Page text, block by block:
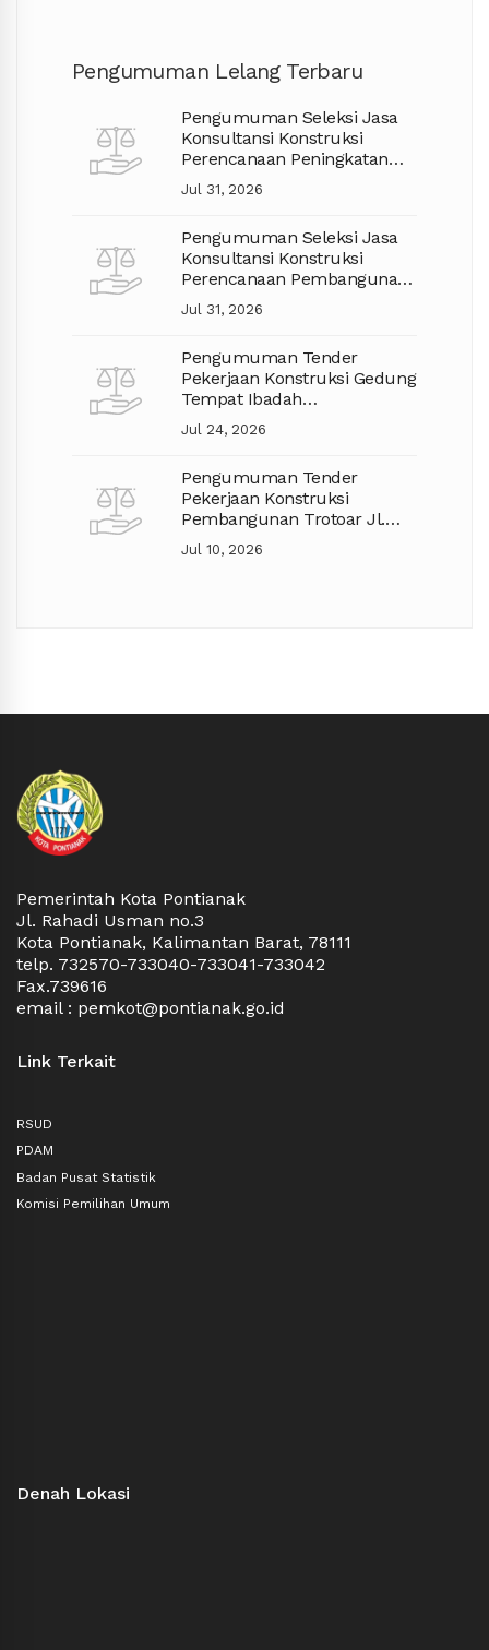
Pengumuman Lelang Terbaru
Pengumuman Seleksi Jasa
Konsultansi Konstruksi
Perencanaan Peningkatan
Jalan APBD TA. 2027
Jul 31, 2026
Pengumuman Seleksi Jasa
Konsultansi Konstruksi
Perencanaan Pembangunan
Jalan TA. 2027
Jul 31, 2026
Pengumuman Tender
Pekerjaan Konstruksi Gedung
Tempat Ibadah
Pembangunan Mushola
Jul 24, 2026
Pengumuman Tender
Pekerjaan Konstruksi
Pembangunan Trotoar Jl.
Gajah Mada Kec. Pontianak
Selatan (Lanjutan)
Jul 10, 2026
Pemerintah Kota Pontianak
Jl. Rahadi Usman no.3
Kota Pontianak, Kalimantan Barat, 78111
telp. 732570-733040-733041-733042
Fax.739616
email : pemkot@pontianak.go.id
Link Terkait
RSUD
PDAM
Badan Pusat Statistik
Komisi Pemilihan Umum
Denah Lokasi